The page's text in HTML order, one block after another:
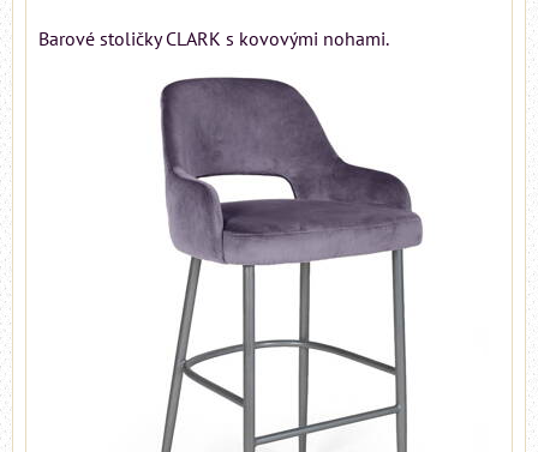
Barové stoličky CLARK s kovovými nohami.